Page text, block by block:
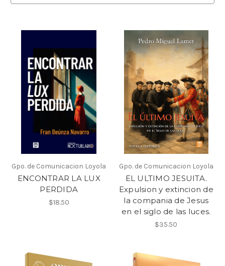
Gpo. de Comunicacion Loyola
ENCONTRAR LA LUX
PERDIDA
$18.50
Gpo. de Comunicacion Loyola
EL ULTIMO JESUITA.
Expulsion y extincion de
la compania de Jesus
en el siglo de las luces.
$35.50